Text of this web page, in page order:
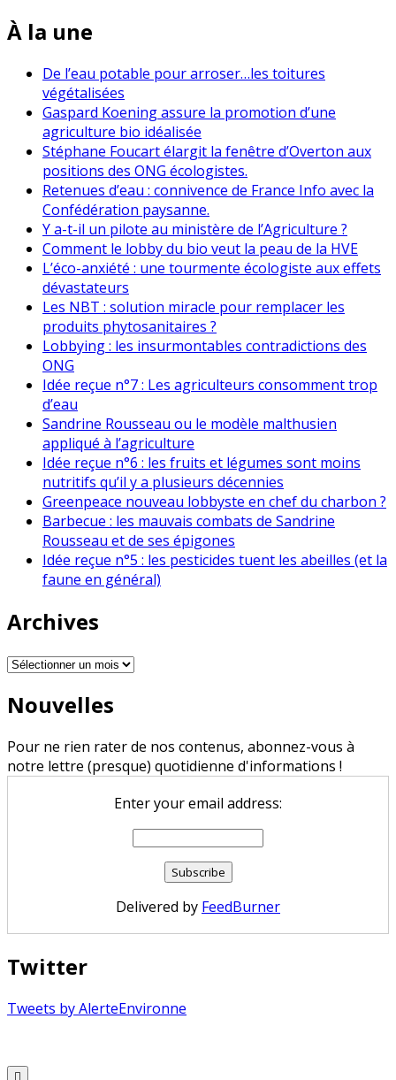
À la une
De l’eau potable pour arroser…les toitures
végétalisées
Gaspard Koening assure la promotion d’une
agriculture bio idéalisée
Stéphane Foucart élargit la fenêtre d’Overton aux
positions des ONG écologistes.
Retenues d’eau : connivence de France Info avec la
Confédération paysanne.
Y a-t-il un pilote au ministère de l’Agriculture ?
Comment le lobby du bio veut la peau de la HVE
L’éco-anxiété : une tourmente écologiste aux effets
dévastateurs
Les NBT : solution miracle pour remplacer les
produits phytosanitaires ?
Lobbying : les insurmontables contradictions des
ONG
Idée reçue n°7 : Les agriculteurs consomment trop
d’eau
Sandrine Rousseau ou le modèle malthusien
appliqué à l’agriculture
Idée reçue n°6 : les fruits et légumes sont moins
nutritifs qu’il y a plusieurs décennies
Greenpeace nouveau lobbyste en chef du charbon ?
Barbecue : les mauvais combats de Sandrine
Rousseau et de ses épigones
Idée reçue n°5 : les pesticides tuent les abeilles (et la
faune en général)
Archives
Archives
Nouvelles
Pour ne rien rater de nos contenus, abonnez-vous à
notre lettre (presque) quotidienne d'informations !
Enter your email address:
Delivered by FeedBurner
Twitter
Tweets by AlerteEnvironne